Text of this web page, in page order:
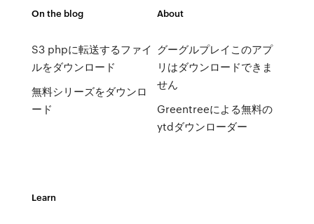
On the blog
S3 phpに転送するファイ
ルをダウンロード
無料シリーズをダウンロ
ード
About
グーグルプレイこのアプ
リはダウンロードできま
せん
Greentreeによる無料の
ytdダウンローダー
Learn